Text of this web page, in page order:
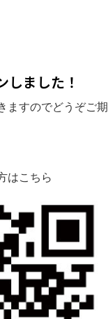
ました！
ますのでどうぞご期
はこちら